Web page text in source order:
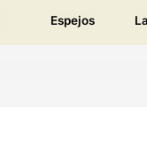
Espejos